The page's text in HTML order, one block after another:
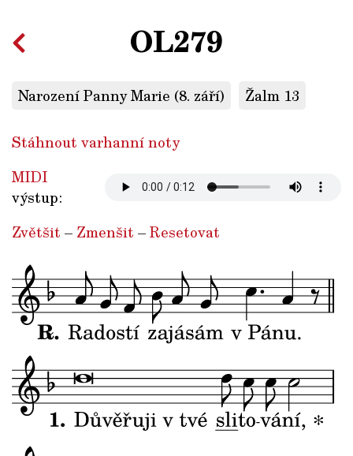
OL279
Narození Panny Marie (8. září) Žalm 13
Stáhnout varhanní noty
MIDI
výstup:
Zvětšit – Zmenšit –Resetovat